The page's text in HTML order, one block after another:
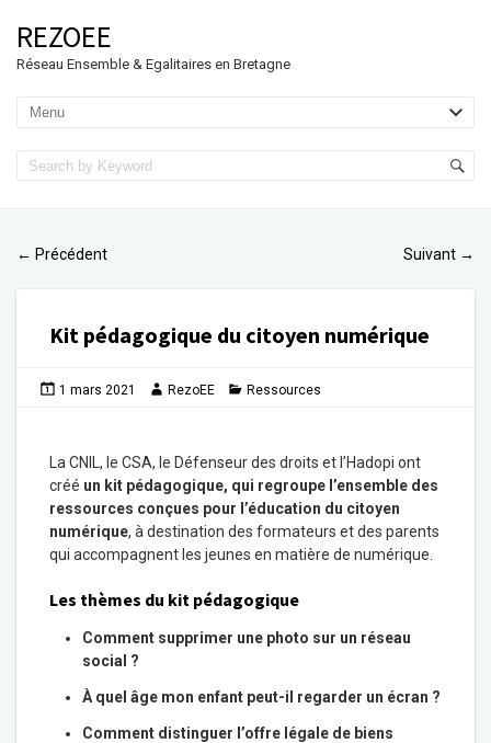
REZOEE
Réseau Ensemble & Egalitaires en Bretagne
← Précédent Suivant →
Kit pédagogique du citoyen numérique
1 mars 2021 RezoEE Ressources
La CNIL, le CSA, le Défenseur des droits et l’Hadopi ont
créé un kit pédagogique, qui regroupe l’ensemble des
ressources conçues pour l’éducation du citoyen
numérique, à destination des formateurs et des parents
qui accompagnent les jeunes en matière de numérique.
Les thèmes du kit pédagogique
Comment supprimer une photo sur un réseau
social ?
À quel âge mon enfant peut-il regarder un écran ?
Comment distinguer l’offre légale de biens